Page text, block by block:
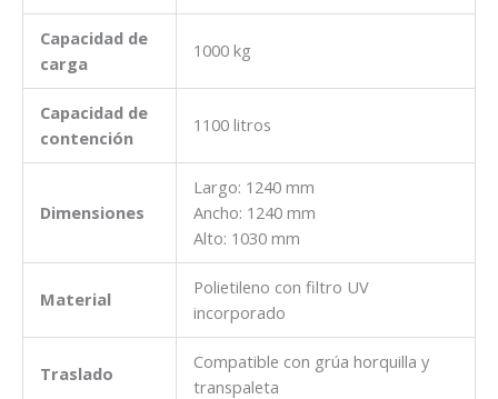
Capacidad de
carga
1000 kg
Capacidad de
contención
1100 litros
Dimensiones
Largo: 1240 mm
Ancho: 1240 mm
Alto: 1030 mm
Material
Polietileno con filtro UV
incorporado
Traslado
Compatible con grúa horquilla y
transpaleta